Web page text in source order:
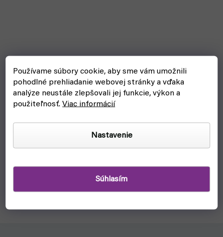
Používame súbory cookie, aby sme vám umožnili
pohodlné prehliadanie webovej stránky a vďaka
analýze neustále zlepšovali jej funkcie, výkon a
použiteľnosť.Viac informácií
Nastavenie
Súhlasím
Revell - Contacta Professional Mini (lepidlo na
plastové modely)
čakáme na naskladnenie
Tekuté lepidlo Revell Contact Professional Mini na lepenie
plastikových modelov.